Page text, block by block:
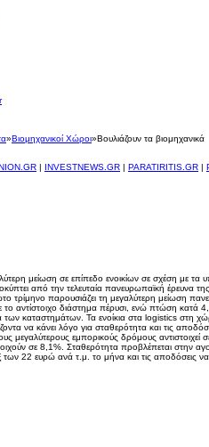
»Βιομηχανικοί Χώροι»Βουλιάζουν τα βιομηχανικά
| INVESTNEWS.GR | PARATIRITIS.GR |
μείωση σε επίπεδο ενοικίων σε σχέση με
από την τελευταία πανευρωπαϊκή έρευνα
τρίμηνο παρουσιάζει τη μεγαλύτερη μείωση
αντίστοιχο διάστημα πέρυσι, ενώ πτώση κατά
καταστημάτων. Τα ενοίκια στα logistics στη
να κάνει λόγο για σταθερότητα και τις
μεγαλύτερους εμπορικούς δρόμους
σε 8,1%. Σταθερότητα προβλέπεται στην
των 22 ευρώ ανά τ.μ. το μήνα και τις αποδόσεις